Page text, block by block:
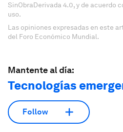
SinObraDerivada 4.0, y de acuerdo
uso.
Las opiniones expresadas en este
del Foro Económico Mundial.
Mantente al día:
Tecnologías
Follow